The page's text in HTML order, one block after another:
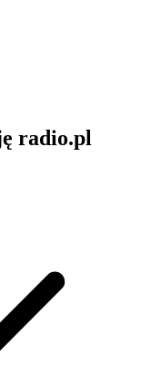
radio.pl